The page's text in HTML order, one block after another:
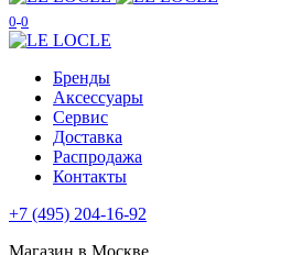
0 0
Бренды
Аксессуары
Сервис
Доставка
Распродажа
Контакты
+7 (495) 204-16-92